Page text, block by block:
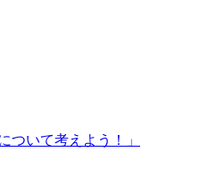
ついて考えよう！」